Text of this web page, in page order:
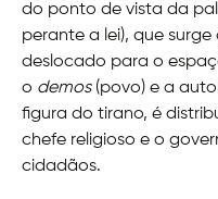
do ponto de vista da
perante a lei), que
deslocado para o
o demos(povo) e a
figura do tirano, é
chefe religioso e o
cidadãos.